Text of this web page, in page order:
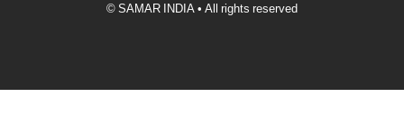
© SAMAR INDIA • All rights reserved